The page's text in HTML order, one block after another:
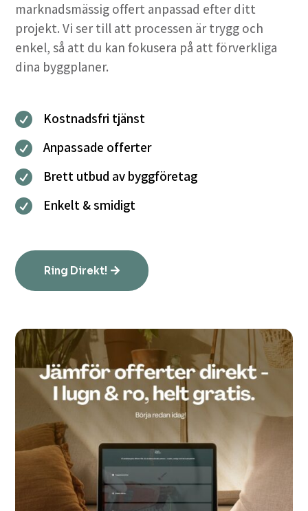
marknadsmässig offert anpassad efter ditt
projekt. Vi ser till att processen är trygg och
enkel, så att du kan fokusera på att förverkliga
dina byggplaner.
 Kostnadsfri tjänst
 Anpassade offerter
 Brett utbud av byggföretag
 Enkelt & smidigt
Ring Direkt!